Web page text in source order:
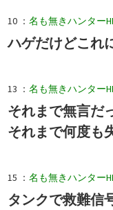
10 ： 名も無きハンター
ハゲだけどこれ
13 ： 名も無きハンター
それまで無言だ
それまで何度も
15 ： 名も無きハンター
タンクで救難信